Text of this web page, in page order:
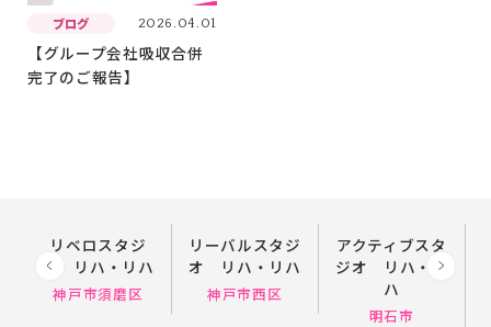
ブログ 2026.04.01
【グループ会社吸収合併
完了のご報告】
リベロスタジ
オ リハ・リハ
神戸市須磨区
リーバルスタジ
オ リハ・リハ
神戸市西区
アクティブスタ
ジオ リハ・リ
ハ
明石市